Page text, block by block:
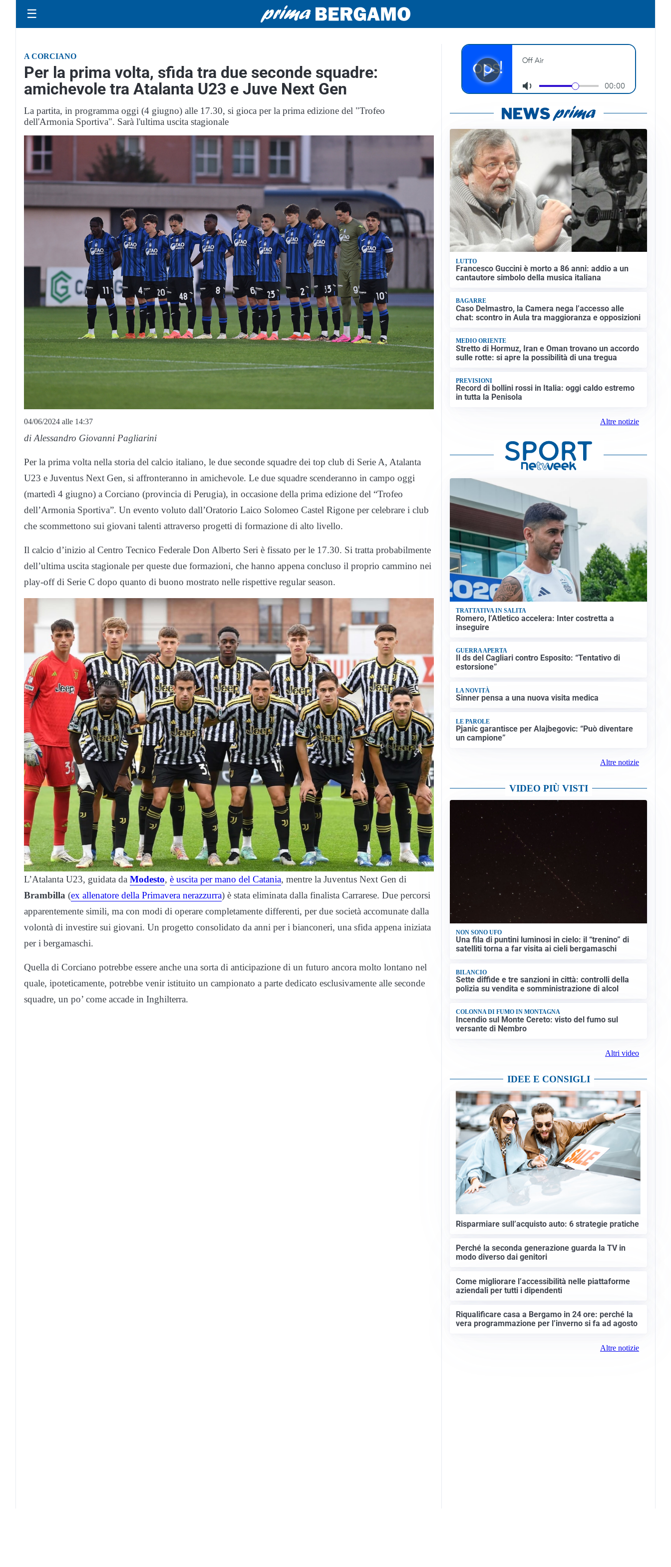
☰
A CORCIANO
Per la prima volta, sfida tra due seconde squadre:
amichevole tra Atalanta U23 e Juve Next Gen
La partita, in programma oggi (4 giugno) alle 17.30, si gioca per la prima edizione del "Trofeo
dell'Armonia Sportiva". Sarà l'ultima uscita stagionale
04/06/2024 alle 14:37
di Alessandro Giovanni Pagliarini
Per la prima volta nella storia del calcio italiano, le due seconde squadre dei top club di Serie A, Atalanta
U23 e Juventus Next Gen, si affronteranno in amichevole. Le due squadre scenderanno in campo oggi
(martedì 4 giugno) a Corciano (provincia di Perugia), in occasione della prima edizione del “Trofeo
dell’Armonia Sportiva”. Un evento voluto dall’Oratorio Laico Solomeo Castel Rigone per celebrare i club
che scommettono sui giovani talenti attraverso progetti di formazione di alto livello.
Il calcio d’inizio al Centro Tecnico Federale Don Alberto Seri è fissato per le 17.30. Si tratta probabilmente
dell’ultima uscita stagionale per queste due formazioni, che hanno appena concluso il proprio cammino nei
play-off di Serie C dopo quanto di buono mostrato nelle rispettive regular season.
L’Atalanta U23, guidata da Modesto, è uscita per mano del Catania, mentre la Juventus Next Gen di
Brambilla (ex allenatore della Primavera nerazzurra) è stata eliminata dalla finalista Carrarese. Due percorsi
apparentemente simili, ma con modi di operare completamente differenti, per due società accomunate dalla
volontà di investire sui giovani. Un progetto consolidato da anni per i bianconeri, una sfida appena iniziata
per i bergamaschi.
Quella di Corciano potrebbe essere anche una sorta di anticipazione di un futuro ancora molto lontano nel
quale, ipoteticamente, potrebbe venir istituito un campionato a parte dedicato esclusivamente alle seconde
squadre, un po’ come accade in Inghilterra.
LUTTO
Francesco Guccini è morto a 86 anni: addio a un
cantautore simbolo della musica italiana
BAGARRE
Caso Delmastro, la Camera nega l’accesso alle
chat: scontro in Aula tra maggioranza e opposizioni
MEDIO ORIENTE
Stretto di Hormuz, Iran e Oman trovano un accordo
sulle rotte: si apre la possibilità di una tregua
PREVISIONI
Record di bollini rossi in Italia: oggi caldo estremo
in tutta la Penisola
Altre notizie
TRATTATIVA IN SALITA
Romero, l’Atletico accelera: Inter costretta a
inseguire
GUERRA APERTA
Il ds del Cagliari contro Esposito: “Tentativo di
estorsione”
LA NOVITÀ
Sinner pensa a una nuova visita medica
LE PAROLE
Pjanic garantisce per Alajbegovic: “Può diventare
un campione”
Altre notizie
VIDEO PIÙ VISTI
NON SONO UFO
Una fila di puntini luminosi in cielo: il “trenino” di
satelliti torna a far visita ai cieli bergamaschi
BILANCIO
Sette diffide e tre sanzioni in città: controlli della
polizia su vendita e somministrazione di alcol
COLONNA DI FUMO IN MONTAGNA
Incendio sul Monte Cereto: visto del fumo sul
versante di Nembro
Altri video
IDEE E CONSIGLI
Risparmiare sull’acquisto auto: 6 strategie pratiche
Perché la seconda generazione guarda la TV in
modo diverso dai genitori
Come migliorare l’accessibilità nelle piattaforme
aziendali per tutti i dipendenti
Riqualificare casa a Bergamo in 24 ore: perché la
vera programmazione per l’inverno si fa ad agosto
Altre notizie